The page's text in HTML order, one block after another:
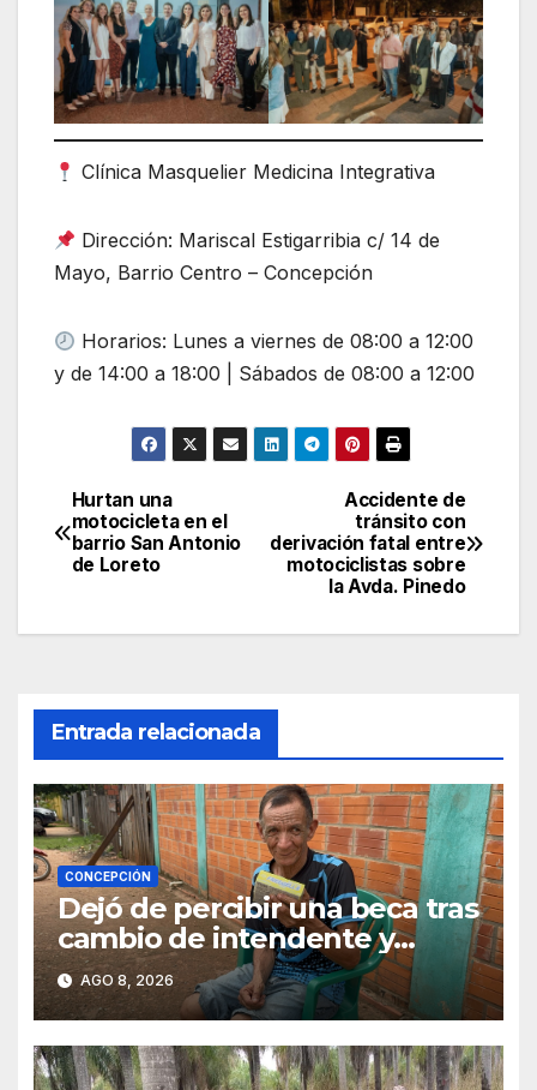
Clínica Masquelier Medicina Integrativa
Dirección: Mariscal Estigarribia c/ 14 de
Mayo, Barrio Centro – Concepción
Horarios: Lunes a viernes de 08:00 a 12:00
y de 14:00 a 18:00 | Sábados de 08:00 a 12:00
Navegación
de
Accidente de
tránsito con
derivación fatal entre
motociclistas sobre
la Avda. Pinedo
Hurtan una
motocicleta en el
barrio San Antonio
de Loreto
Entrada relacionada
CONCEPCIÓN
Dejó de percibir una beca tras
cambio de intendente y
ahora vende caramelos para
subsistir
AGO 8, 2026